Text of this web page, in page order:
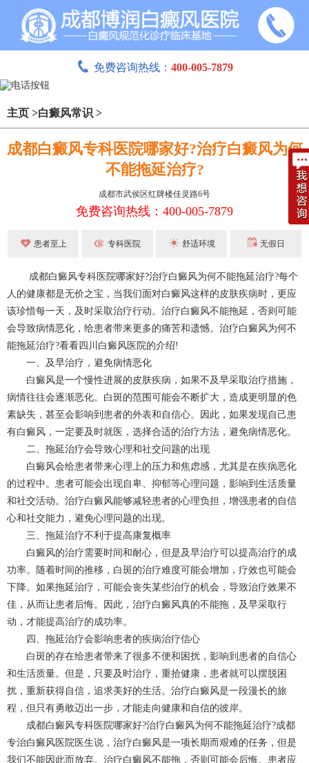
免费咨询热线： 400-005-7879
主页 >白癜风常识 >
成都白癜风专科医院哪家好?治疗白癜风为何
不能拖延治疗?
成都市武侯区红牌楼佳灵路6号
免费咨询热线：400-005-7879
患者至上 专科医院 舒适环境 无假日
成都白癜风专科医院哪家好?治疗白癜风为何不能拖延治疗?每个
人的健康都是无价之宝，当我们面对白癜风这样的皮肤疾病时，更应
该珍惜每一天，及时采取治疗行动。治疗白癜风不能拖延，否则可能
会导致病情恶化，给患者带来更多的痛苦和遗憾。治疗白癜风为何不
能拖延治疗?看看四川白癜风医院的介绍!
一、及早治疗，避免病情恶化
白癜风是一个慢性进展的皮肤疾病，如果不及早采取治疗措施，
病情往往会逐渐恶化。白斑的范围可能会不断扩大，造成更明显的色
素缺失，甚至会影响到患者的外表和自信心。因此，如果发现自己患
有白癜风，一定要及时就医，选择合适的治疗方法，避免病情恶化。
二、拖延治疗会导致心理和社交问题的出现
白癜风会给患者带来心理上的压力和焦虑感，尤其是在疾病恶化
的过程中。患者可能会出现自卑、抑郁等心理问题，影响到生活质量
和社交活动。治疗白癜风能够减轻患者的心理负担，增强患者的自信
心和社交能力，避免心理问题的出现。
三、拖延治疗不利于提高康复概率
白癜风的治疗需要时间和耐心，但是及早治疗可以提高治疗的成
功率。随着时间的推移，白斑的治疗难度可能会增加，疗效也可能会
下降。如果拖延治疗，可能会丧失某些治疗的机会，导致治疗效果不
佳，从而让患者后悔。因此，治疗白癜风真的不能拖，及早采取行
动，才能提高治疗的成功率。
四、拖延治疗会影响患者的疾病治疗信心
白斑的存在给患者带来了很多不便和困扰，影响到患者的自信心
和生活质量。但是，只要及时治疗，重拾健康，患者就可以摆脱困
扰，重新获得自信，追求美好的生活。治疗白癜风是一段漫长的旅
程，但只有勇敢迈出一步，才能走向健康和自信的彼岸。
成都白癜风专科医院哪家好?治疗白癜风为何不能拖延治疗?成都
专治白癜风医院医生说，治疗白癜风是一项长期而艰难的任务，但是
我们不能因此而放弃。治疗白癜风不能拖，否则可能会后悔。患者应